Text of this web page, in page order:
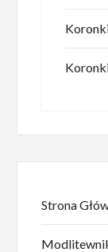
Strona